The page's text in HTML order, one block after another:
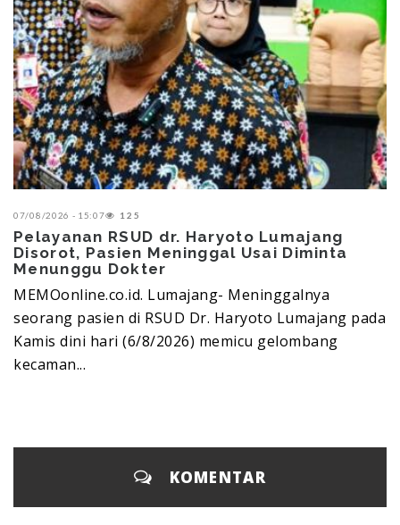
07/08/2026 - 15:07 125
Pelayanan RSUD dr. Haryoto Lumajang
Disorot, Pasien Meninggal Usai Diminta
Menunggu Dokter
MEMOonline.co.id. Lumajang-‎ Meninggalnya
seorang pasien di RSUD Dr. Haryoto Lumajang pada
Kamis dini hari (6/8/2026) memicu gelombang
kecaman...
KOMENTAR